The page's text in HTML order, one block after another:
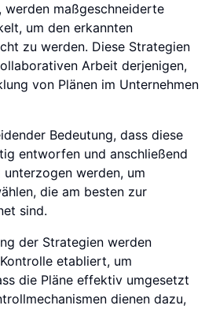
werden maßgeschneiderte
um den erkannten
zu werden. Diese Strategien
Arbeit derjenigen,
von Plänen im Unternehmen
Bedeutung, dass diese
entworfen und anschließend
werden, um
die am besten zur
sind.
der Strategien werden
etabliert, um
die Pläne effektiv umgesetzt
dienen dazu,